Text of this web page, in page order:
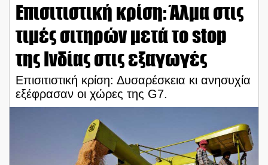
Επισιτιστική κρίση: Άλμα στις
τιμές σιτηρών μετά το stop
της Ινδίας στις εξαγωγές
Επισιτιστική κρίση: Δυσαρέσκεια κι ανησυχία
εξέφρασαν οι χώρες της G7.